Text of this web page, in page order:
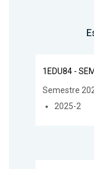
1EDU84 -
Semestre
2025-2